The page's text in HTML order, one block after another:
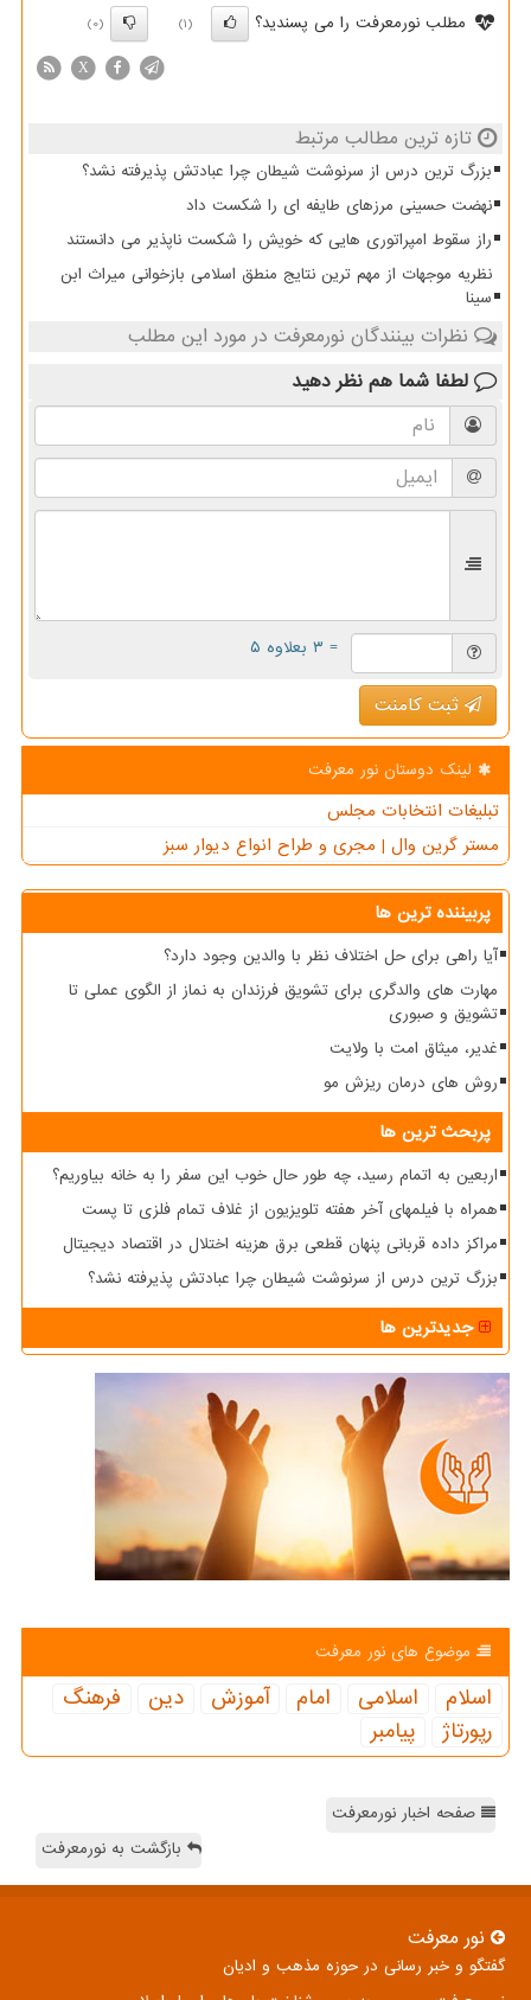
مطلب نورمعرفت را می پسندید؟
(1)
(0)
X
تازه ترین مطالب مرتبط
بزرگ ترین درس از سرنوشت شیطان چرا عبادتش پذیرفته نشد؟
نهضت حسینی مرزهای طایفه ای را شکست داد
راز سقوط امپراتوری هایی که خویش را شکست ناپذیر می دانستند
نظریه موجهات از مهم ترین نتایج منطق اسلامی بازخوانی میراث ابن
سینا
نظرات بینندگان نورمعرفت در مورد این مطلب
لطفا شما هم نظر دهید
= ۳ بعلاوه ۵
ثبت کامنت
لینک دوستان نور معرفت
تبلیغات انتخابات مجلس
مستر گرین وال | مجری و طراح انواع دیوار سبز
پربیننده ترین ها
آیا راهی برای حل اختلاف نظر با والدین وجود دارد؟
مهارت های والدگری برای تشویق فرزندان به نماز از الگوی عملی تا
تشویق و صبوری
غدیر، میثاق امت با ولایت
روش های درمان ریزش مو
پربحث ترین ها
اربعین به اتمام رسید، چه طور حال خوب این سفر را به خانه بیاوریم؟
همراه با فیلمهای آخر هفته تلویزیون از غلاف تمام فلزی تا پست
مراکز داده قربانی پنهان قطعی برق هزینه اختلال در اقتصاد دیجیتال
بزرگ ترین درس از سرنوشت شیطان چرا عبادتش پذیرفته نشد؟
جدیدترین ها
موضوع های نور معرفت
اسلام اسلامی امام آموزش دین
فرهنگ
رپورتاژ
پیامبر
صفحه اخبار نورمعرفت
بازگشت به نورمعرفت
نور معرفت
گفتگو و خبر رسانی در حوزه مذهب و ادیان